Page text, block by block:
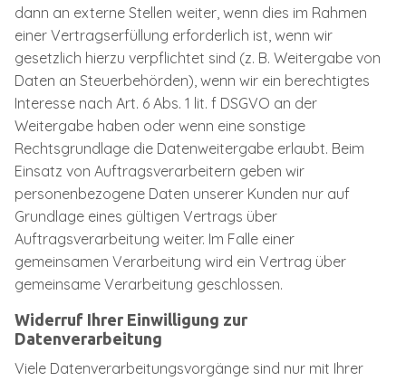
dann an externe Stellen weiter, wenn dies im Rahmen
einer Vertragserfüllung erforderlich ist, wenn wir
gesetzlich hierzu verpflichtet sind (z. B. Weitergabe von
Daten an Steuerbehörden), wenn wir ein berechtigtes
Interesse nach Art. 6 Abs. 1 lit. f DSGVO an der
Weitergabe haben oder wenn eine sonstige
Rechtsgrundlage die Datenweitergabe erlaubt. Beim
Einsatz von Auftragsverarbeitern geben wir
personenbezogene Daten unserer Kunden nur auf
Grundlage eines gültigen Vertrags über
Auftragsverarbeitung weiter. Im Falle einer
gemeinsamen Verarbeitung wird ein Vertrag über
gemeinsame Verarbeitung geschlossen.
Widerruf Ihrer Einwilligung zur
Datenverarbeitung
Viele Datenverarbeitungsvorgänge sind nur mit Ihrer